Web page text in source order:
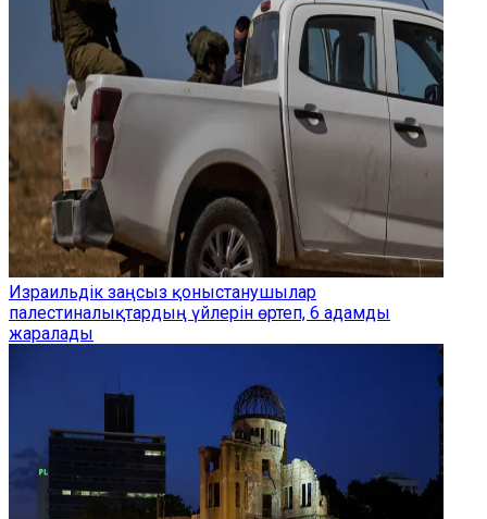
Израильдік заңсыз қоныстанушылар
палестиналықтардың үйлерін өртеп, 6 адамды
жаралады